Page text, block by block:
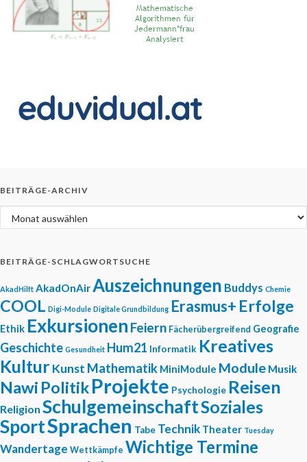
BEITRÄGE-ARCHIV
Beiträge-Archiv
BEITRÄGE-SCHLAGWORTSUCHE
AkadHilft AkadOnAir Auszeichnungen Buddys Chemie
COOL Digi-Module Digitale Grundbildung Erasmus+ Erfolge
Ethik Exkursionen Feiern Fächerübergreifend Geografie
Geschichte Gesundheit Hum21 Informatik Kreatives
KulturKunst Mathematik MiniModule Module Musik
Nawi PolitikProjekte Psychologie Reisen
Religion SchulgemeinschaftSoziales
SportSprachen Tabe Technik Theater Tuesday
Wandertage Wettkämpfe Wichtige Termine